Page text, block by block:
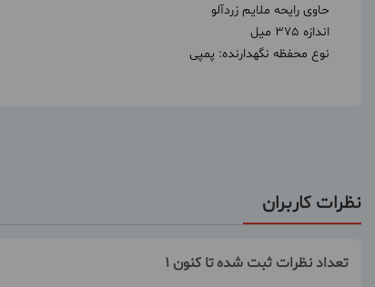
حاوی رایحه ملایم زردآلو
اندازه 375 میل
نوع محفظه نگهدارنده: پمپی
نظرات کاربران
تعداد نظرات ثبت شده تا کنون 1